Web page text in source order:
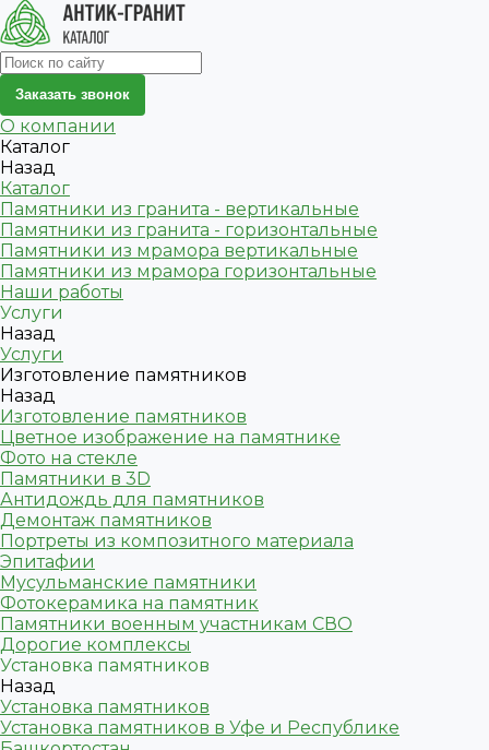
Заказать звонок
О компании
Каталог
Назад
Каталог
Памятники из гранита - вертикальные
Памятники из гранита - горизонтальные
Памятники из мрамора вертикальные
Памятники из мрамора горизонтальные
Наши работы
Услуги
Назад
Услуги
Изготовление памятников
Назад
Изготовление памятников
Цветное изображение на памятнике
Фото на стекле
Памятники в 3D
Антидождь для памятников
Демонтаж памятников
Портреты из композитного материала
Эпитафии
Мусульманские памятники
Фотокерамика на памятник
Памятники военным участникам СВО
Дорогие комплексы
Установка памятников
Назад
Установка памятников
Установка памятников в Уфе и Республике